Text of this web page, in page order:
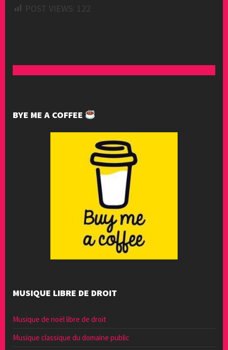
POST VIEWS: 122
BYE ME A COFFEE
MUSIQUE LIBRE DE DROIT
Musique de noël libre de droit
Musique classique du domaine public